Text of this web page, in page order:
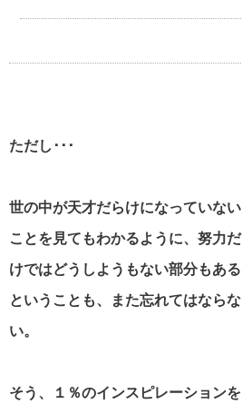
伊集院静の名言・格言
自分が強くなる名言・格言
マザーテレサの名言・格言
貧乏を支える名言・格言
自殺についての名言・格言
ただし･･･
世の中が天才だらけになっていない
ことを見てもわかるように、努力だ
けではどうしようもない部分もある
ということも、また忘れてはならな
い。
そう、１％のインスピレーションを